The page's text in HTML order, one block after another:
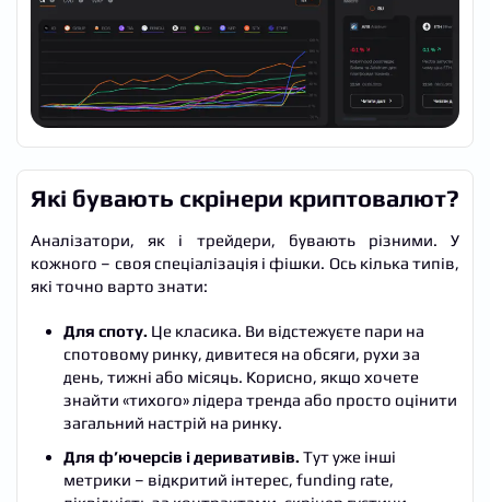
Які бувають скрінери криптовалют?
Аналізатори, як і трейдери, бувають різними. У
кожного – своя спеціалізація і фішки. Ось кілька типів,
які точно варто знати:
Для споту. Це класика. Ви відстежуєте пари на
спотовому ринку, дивитеся на обсяги, рухи за
день, тижні або місяць. Корисно, якщо хочете
знайти «тихого» лідера тренда або просто оцінити
загальний настрій на ринку.
Для ф’ючерсів і деривативів.Тут уже інші
метрики – відкритий інтерес, funding rate,